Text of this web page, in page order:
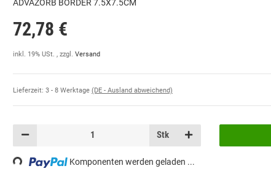
ADVAZORB BORDER 7.5X7.5CM
72,78 €
inkl. 19% USt. , zzgl. Versand
Lieferzeit: 3 - 8 Werktage (DE - Ausland abweichend)
Stk
Loading... Komponenten werden geladen ...